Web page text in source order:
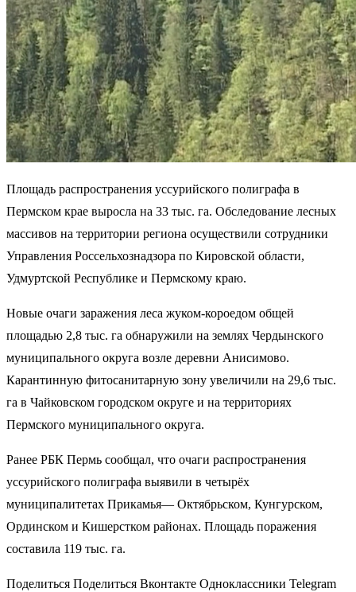
Площадь распространения уссурийского полиграфа в
Пермском крае выросла на 33 тыс. га. Обследование лесных
массивов на территории региона осуществили сотрудники
Управления Россельхознадзора по Кировской области,
Удмуртской Республике и Пермскому краю.
Новые очаги заражения леса жуком-короедом общей
площадью 2,8 тыс. га обнаружили на землях Чердынского
муниципального округа возле деревни Анисимово.
Карантинную фитосанитарную зону увеличили на 29,6 тыс.
га в Чайковском городском округе и на территориях
Пермского муниципального округа.
Ранее РБК Пермь сообщал, что очаги распространения
уссурийского полиграфа выявили в четырёх
муниципалитетах Прикамья— Октябрьском, Кунгурском,
Ординском и Кишерстком районах. Площадь поражения
составила 119 тыс. га.
Поделиться Поделиться Вконтакте Одноклассники Telegram